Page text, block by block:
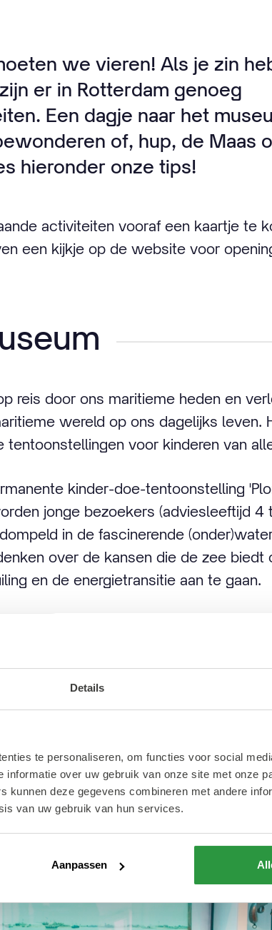
Details
te personaliseren, om functies voor social
informatie over uw gebruik van onze site met onze
kunnen deze gegevens combineren met andere
van uw gebruik van hun services.
Aanpassen
we vieren! Als je zin
er in Rotterdam genoeg
Een dagje naar het
of, hup, de Maas
hieronder onze tips!
activiteiten vooraf een kaartje te
een kijkje op de website voor
reis door ons maritieme heden en
wereld op ons dagelijks leven.
voor kinderen van
kinder-doe-tentoonstelling
jonge bezoekers (adviesleeftijd 4
in de fascinerende
over de kansen die de zee biedt
en de energietransitie aan te gaan.